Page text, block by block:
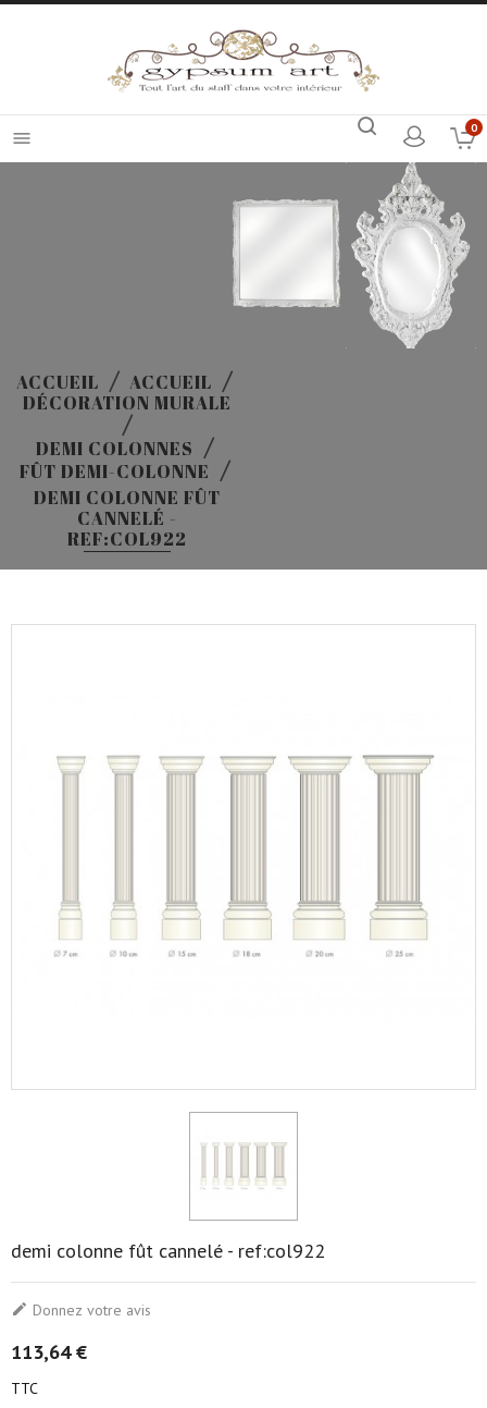
 0
ACCUEIL
ACCUEIL
DÉCORATION MURALE
DEMI COLONNES
FÛT DEMI-COLONNE
DEMI COLONNE FÛT
CANNELÉ -
REF:COL922
demi colonne fût cannelé - ref:col922
 Donnez votre avis
113,64 €
TTC